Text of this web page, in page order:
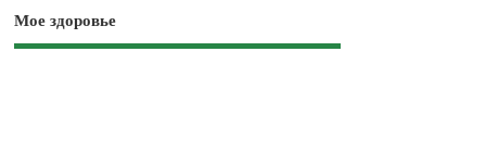
Мое здоровье